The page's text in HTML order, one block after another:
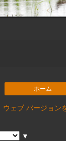
ホーム
ウェブ バージョン
▼